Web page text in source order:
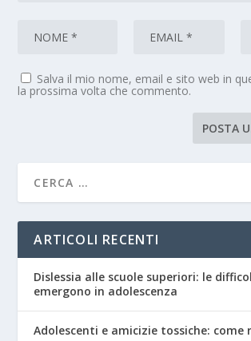
Salva il mio nome, email e sito web in
la prossima volta che commento.
ARTICOLI RECENTI
Dislessia alle scuole superiori: le
emergono in adolescenza
Adolescenti e amicizie tossiche: come